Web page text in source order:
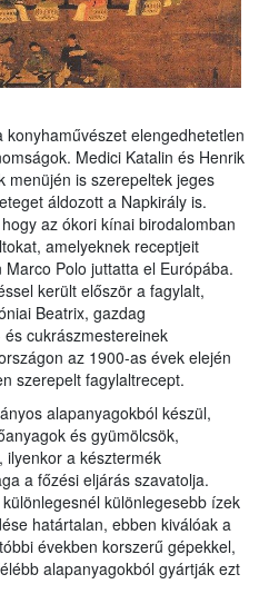
elengedhetetlen
Medici Katalin és Henrik
menüjén is szerepeltek jeges
áldozott a Napkirály is.
az ókori kínai birodalomban
amelyeknek receptjeit
Polo juttatta el Európába.
került először a fagylalt,
Beatrix, gazdag
cukrászmestereinek
az 1900-as évek elején
szerepelt fagylaltrecept.
alapanyagokból készül,
és gyümölcsök,
ilyenkor a késztermék
a főzési eljárás szavatolja.
különlegesebb ízek
határtalan, ebben kiválóak a
években korszerű gépekkel,
alapanyagokból gyártják ezt